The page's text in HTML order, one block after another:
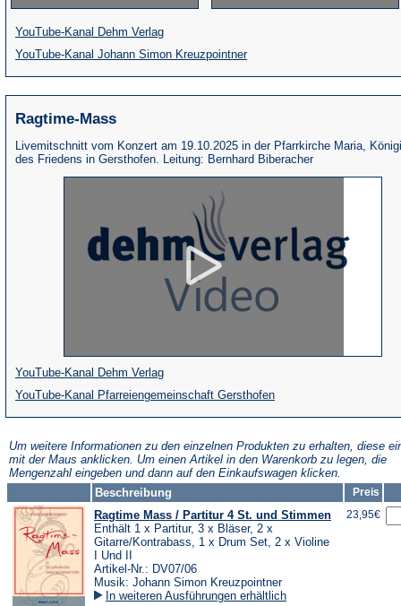
YouTube-Kanal Dehm Verlag(Öffnet
in
einem
neuen
YouTube-Kanal Johann Simon Kreuzpointner(Öffnet
in
einem
Tab)
Ragtime-Mass
Livemitschnitt vom Konzert am 19.10.2025 in der Pfarrkirche Maria,
des Friedens in Gersthofen. Leitung: Bernhard Biberacher
YouTube-Kanal Dehm Verlag(Öffnet
in
einem
neuen
Tab)
YouTube-Kanal Pfarreiengemeinschaft Gersthofen(Öffnet
in
neuen
Tab)
Um weitere Informationen zu den einzelnen Produkten zu erhalten, diese
mit der Maus anklicken. Um einen Artikel in den Warenkorb zu legen, die
Mengenzahl eingeben und dann auf den Einkaufswagen klicken.
Beschreibung
Preis
Ragtime Mass / Partitur 4 St. und Stimmen
Enthält 1 x Partitur, 3 x Bläser, 2 x
Gitarre/Kontrabass, 1 x Drum Set, 2 x Violine
I Und II
Artikel-Nr.: DV07/06
Musik: Johann Simon Kreuzpointner
In weiteren Ausführungen erhältlich
23,95€